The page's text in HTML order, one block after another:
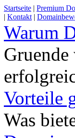
Startseite | Premium
| Kontakt |
Warum
Vorteile
Was